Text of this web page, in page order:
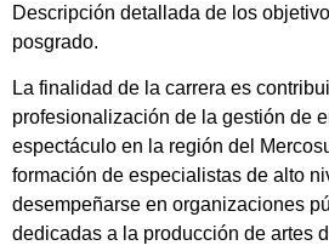
Descripción detallada de los
posgrado.
La finalidad de la carrera es
profesionalización de la gestión de
espectáculo en la región del
formación de especialistas de alto
desempeñarse en organizaciones
dedicadas a la producción de artes